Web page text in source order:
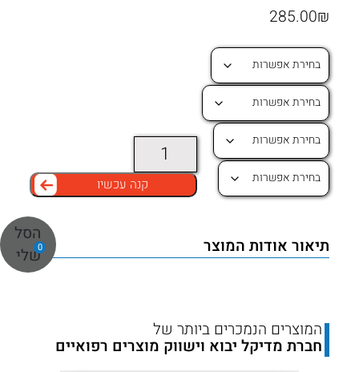
0
הסל
שלי
₪
285.00
כמות
של
חוט
PDO/POLYPLYCONATE
-
נספג,
חד
קנה עכשיו
תיאור אודות המוצר +
המוצרים הנמכרים ביותר של
חברת מדיקל יבוא וישווק מוצרים רפואיים